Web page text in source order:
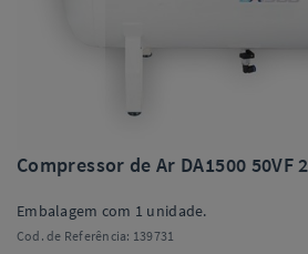
Compressor de Ar DA1500 50VF
Embalagem com 1 unidade.
Cod. de Referência: 139731